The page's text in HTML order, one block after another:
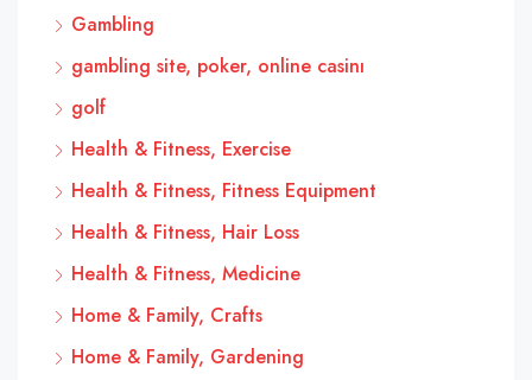
Gambling
gambling site, poker, online casinı
golf
Health & Fitness, Exercise
Health & Fitness, Fitness Equipment
Health & Fitness, Hair Loss
Health & Fitness, Medicine
Home & Family, Crafts
Home & Family, Gardening